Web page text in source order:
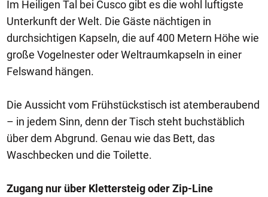
Im Heiligen Tal bei Cusco gibt es die wohl luftigste
Unterkunft der Welt. Die Gäste nächtigen in
durchsichtigen Kapseln, die auf 400 Metern Höhe wie
große Vogelnester oder Weltraumkapseln in einer
Felswand hängen.
Die Aussicht vom Frühstückstisch ist atemberaubend
– in jedem Sinn, denn der Tisch steht buchstäblich
über dem Abgrund. Genau wie das Bett, das
Waschbecken und die Toilette.
Zugang nur über Klettersteig oder Zip-Line